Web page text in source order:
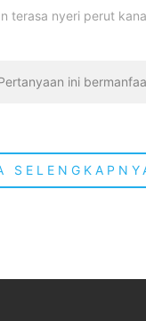
terasa nyeri perut
ini